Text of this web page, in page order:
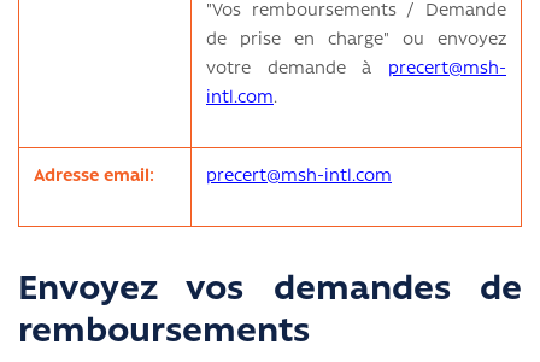
"Vos remboursements / Demande
de prise en charge" ou envoyez
votre demande à precert@msh-
intl.com.
Adresse email: precert@msh-intl.com
Envoyez vos demandes de
remboursements